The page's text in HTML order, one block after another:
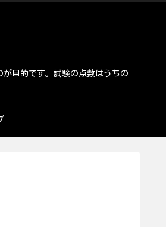
目的です。試験の点数はうちの